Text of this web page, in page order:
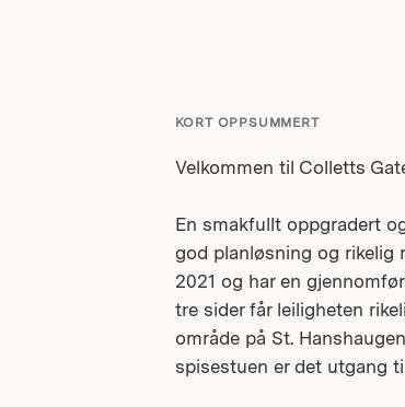
KORT OPPSUMMERT
Velkommen til Colletts
En smakfullt oppgradert
god planløsning og rikelig
2021 og har en
tre sider får leiligheten
område på St.
spisestuen er det utgang